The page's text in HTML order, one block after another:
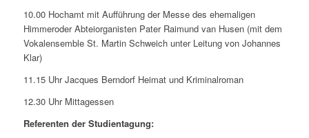
10.00 Hochamt mit Aufführung der Messe des ehemaligen
Himmeroder Abteiorganisten Pater Raimund van Husen (mit dem
Vokalensemble St. Martin Schweich unter Leitung von Johannes
Klar)
11.15 Uhr Jacques Berndorf Heimat und Kriminalroman
12.30 Uhr Mittagessen
Referenten der Studientagung: